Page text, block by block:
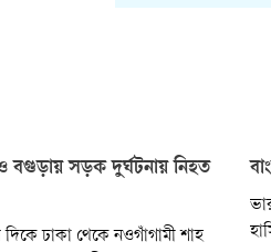
বগুড়ায় সড়ক দুর্ঘটনায় নিহত
ঢাকা থেকে নওগাঁগামী শাহ